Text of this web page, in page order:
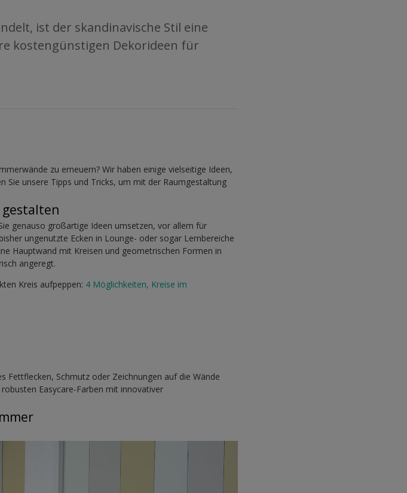
ist der skandinavische Stil eine
kostengünstigen Dekorideen für
zu erneuern? Wir haben einige vielseitige Ideen,
Sie unsere Tipps und Tricks, um mit der Raumgestaltung
gestalten
genauso großartige Ideen umsetzen, vor allem für
ungenutzte Ecken in Lounge- oder sogar Lernbereiche
Hauptwand mit Kreisen und geometrischen Formen in
angeregt.
Kreis aufpeppen: 4 Möglichkeiten, Kreise im
Fettflecken, Schmutz oder Zeichnungen auf die Wände
Easycare-Farben mit innovativer